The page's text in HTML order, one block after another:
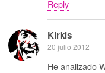
Reply
Kirkis
20 julio 2012
He analizado